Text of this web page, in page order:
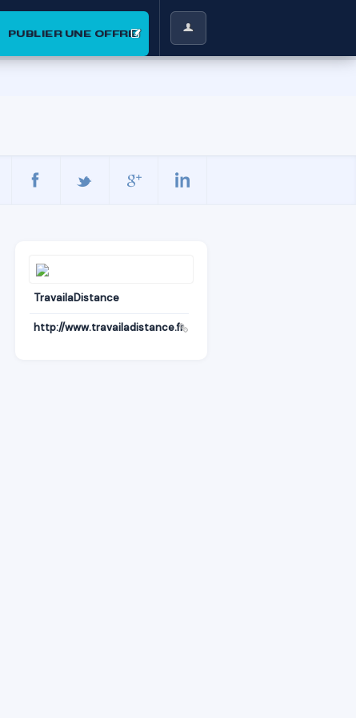
PUBLIER UNE OFFRE
TravailaDistance
http://www.travailadistance.fr